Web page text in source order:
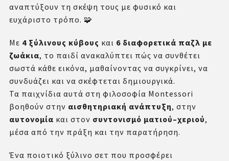
αναπτύξουν τη σκέψη τους με φυσικό και
ευχάριστο τρόπο. 🧩
Με 4 ξύλινους κύβους και 6 διαφορετικά παζλ με
ζωάκια, το παιδί ανακαλύπτει πώς να συνθέτει
σωστά κάθε εικόνα, μαθαίνοντας να συγκρίνει, να
συνδυάζει και να σκέφτεται δημιουργικά.
Τα παιχνίδια αυτά στη φιλοσοφία Montessori
βοηθούν στην αισθητηριακή ανάπτυξη, στην
αυτονομία και στον συντονισμό ματιού–χεριού,
μέσα από την πράξη και την παρατήρηση.
Ένα ποιοτικό ξύλινο σετ που προσφέρει